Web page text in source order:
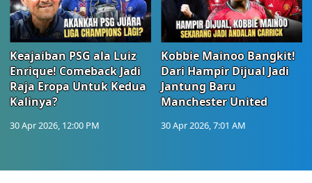
Keajaiban PSG ala Luiz
Enrique! Comeback Jadi
Raja Eropa Untuk Kedua
Kalinya?
30 Apr 2026, 12:00 PM
Kobbie Mainoo Bangkit!
Dari Hampir Dijual Jadi
Jantung Baru
Manchester United
30 Apr 2026, 7:01 AM